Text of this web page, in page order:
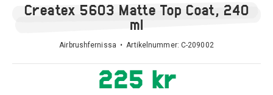
Createx 5603 Matte Top Coat, 240
ml
Airbrushfernissa • Artikelnummer: C-209002
225 kr